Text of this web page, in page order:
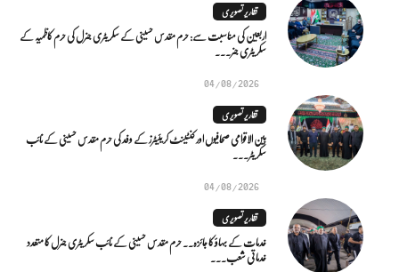
تقاریر تصویری
اربعین کی مناسبت سے: حرم مقدس حسینی کے سکریٹری جنرل کی حرم کاظمیہ کے
سکریٹری جنر...
04/08/2026
تقاریر تصویری
بین الاقوامی صحافیوں اور کنٹینٹ کریئیٹرز کے وفد کی حرم مقدس حسینی کے نائب
سکریٹر...
04/08/2026
تقاریر تصویری
خدمات کے بہاؤ کا جائزہ.. حرم مقدس حسینی کے نائب سکریٹری جنرل کا متعدد
خدماتی شعب...